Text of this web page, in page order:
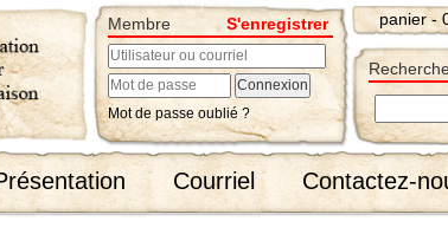
Membre S'enregistrer
Mot de passe oublié ?
panier -
Courriel Contactez-